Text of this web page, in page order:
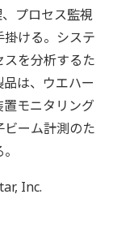
プロセス監視
ける。システ
を分析するた
は、ウエハー
モニタリング
ーム計測のた
Inc.